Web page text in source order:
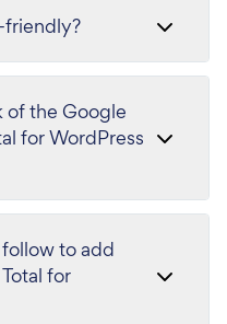
friendly?
of the Google
for WordPress
to add
for